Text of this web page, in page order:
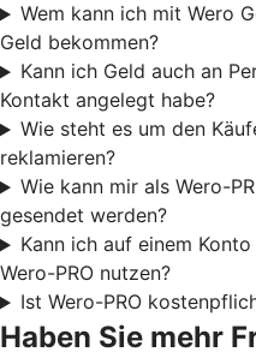
Wem kann ich mit Wero
Geld bekommen?
Kann ich Geld auch an
Kontakt angelegt habe?
Wie steht es um den
reklamieren?
Wie kann mir als Wero-
gesendet werden?
Kann ich auf einem
Wero-PRO nutzen?
Ist Wero-PRO
Haben Sie mehr